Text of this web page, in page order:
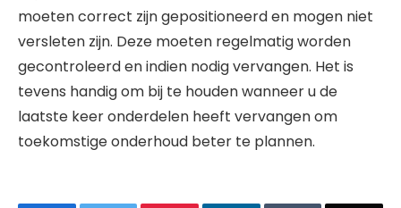
moeten correct zijn gepositioneerd en mogen niet
versleten zijn. Deze moeten regelmatig worden
gecontroleerd en indien nodig vervangen. Het is
tevens handig om bij te houden wanneer u de
laatste keer onderdelen heeft vervangen om
toekomstige onderhoud beter te plannen.